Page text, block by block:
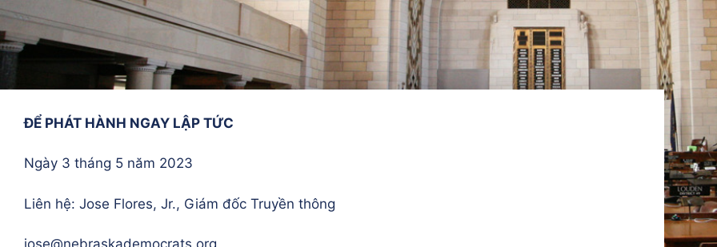
ĐỂ PHÁT HÀNH NGAY LẬP TỨC
Ngày 3 tháng 5 năm 2023
Liên hệ: Jose Flores, Jr., Giám đốc Truyền thông